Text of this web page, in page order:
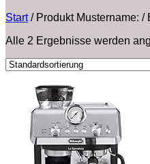
Start /Produkt Mustername: /
Alle 2 Ergebnisse werden